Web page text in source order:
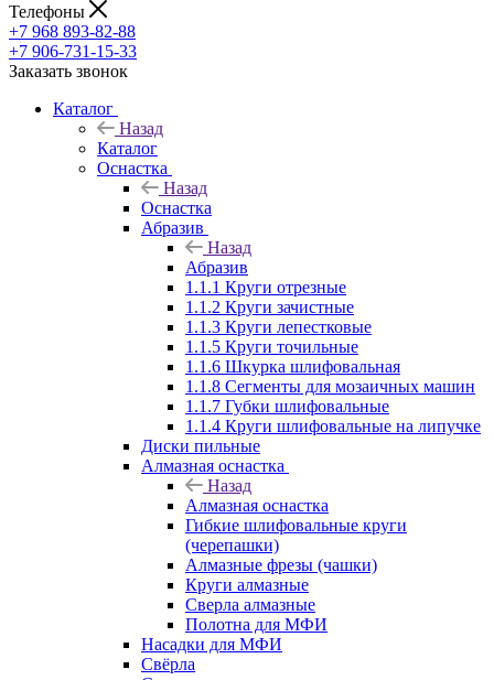
Телефоны
+7 968 893-82-88
+7 906-731-15-33
Заказать звонок
Каталог
Назад
Каталог
Оснастка
Назад
Оснастка
Абразив
Назад
Абразив
1.1.1 Круги отрезные
1.1.2 Круги зачистные
1.1.3 Круги лепестковые
1.1.5 Круги точильные
1.1.6 Шкурка шлифовальная
1.1.8 Сегменты для мозаичных машин
1.1.7 Губки шлифовальные
1.1.4 Круги шлифовальные на липучке
Диски пильные
Алмазная оснастка
Назад
Алмазная оснастка
Гибкие шлифовальные круги
(черепашки)
Алмазные фрезы (чашки)
Круги алмазные
Сверла алмазные
Полотна для МФИ
Насадки для МФИ
Свёрла